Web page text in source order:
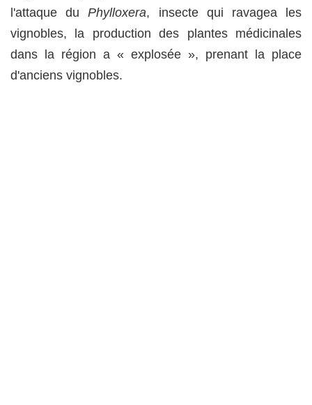
l'attaque duPhylloxera, insecte qui ravagea les
vignobles, la production des plantes médicinales
dans la région a « explosée », prenant la place
d'anciens vignobles.